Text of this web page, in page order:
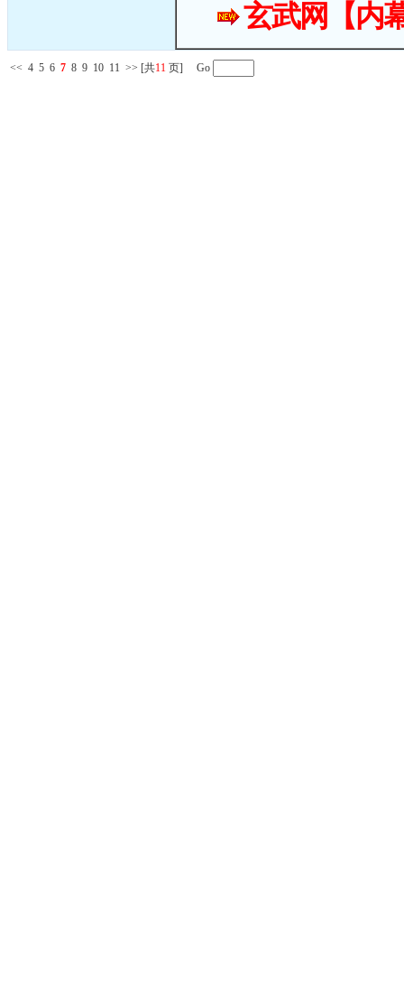
玄武网【内
<< 4 5 6 7 8 9 10 11 >> [共11 页] Go